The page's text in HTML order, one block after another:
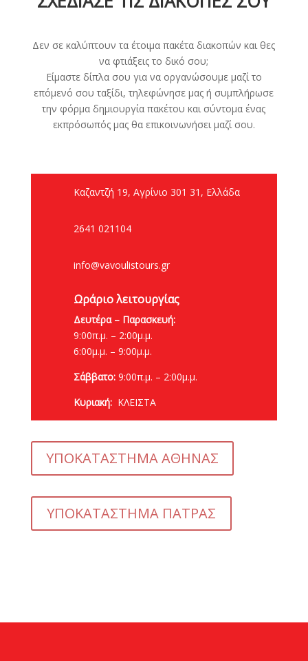
Δεν σε καλύπτουν τα έτοιμα πακέτα διακοπών και θες
να φτιάξεις το δικό σου;
Είμαστε δίπλα σου για να οργανώσουμε μαζί το
επόμενό σου ταξίδι, τηλεφώνησε μας ή συμπλήρωσε
την φόρμα δημιουργία πακέτου και σύντομα ένας
εκπρόσωπός μας θα επικοινωνήσει μαζί σου.
Καζαντζή 19, Αγρίνιο 301 31, Ελλάδα
2641 021104
info@vavoulistours.gr
Ωράριο λειτουργίας
Δευτέρα – Παρασκευή:
9:00π.μ. – 2:00μ.μ.
6:00μ.μ. – 9:00μ.μ.
Σάββατο:9:00π.μ. – 2:00μ.μ.
Κυριακή:ΚΛΕΙΣΤΑ
ΥΠΟΚΑΤΑΣΤΗΜΑ ΑΘΗΝΑΣ
ΥΠΟΚΑΤΑΣΤΗΜΑ ΠΑΤΡΑΣ